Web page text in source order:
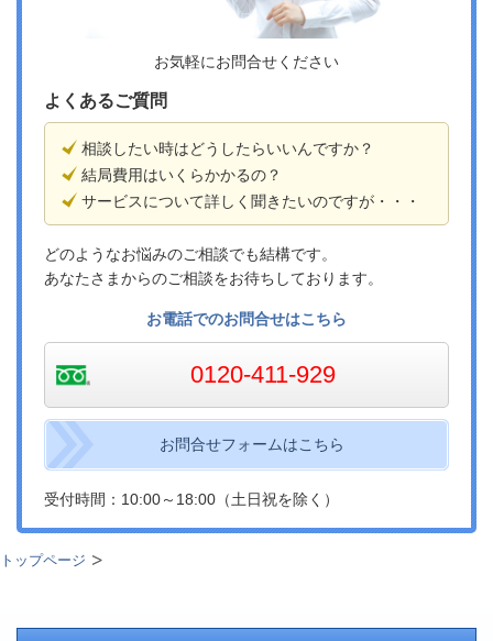
お気軽にお問合せください
よくあるご質問
相談したい時はどうしたらいいんですか？
結局費用はいくらかかるの？
サービスについて詳しく聞きたいのですが・・・
どのようなお悩みのご相談でも結構です。
あなたさまからのご相談をお待ちしております。
お電話でのお問合せはこちら
0120-411-929
お問合せフォームはこちら
受付時間：10:00～18:00（土日祝を除く）
トップページ